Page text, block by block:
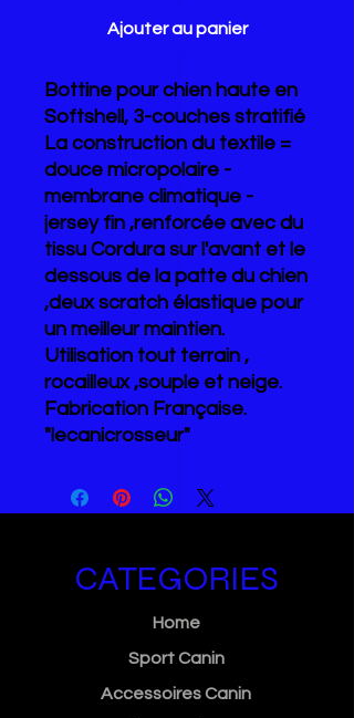
Ajouter au panier
Bottine pour chien haute en
Softshell, 3-couches stratifié
La construction du textile =
douce micropolaire -
membrane climatique -
jersey fin ,renforcée avec du
tissu Cordura sur l'avant et le
dessous de la patte du chien
,deux scratch élastique pour
un meilleur maintien.
Utilisation tout terrain ,
rocailleux ,souple et neige.
Fabrication Française.
"lecanicrosseur"
CATEGORIES
Home
Sport Canin
Accessoires Canin